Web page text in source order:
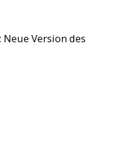
Version des